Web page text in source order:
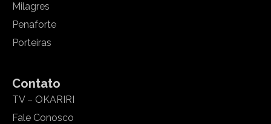
Milagres
Penaforte
Porteiras
Contato
TV – OKARIRI
Fale Conosco